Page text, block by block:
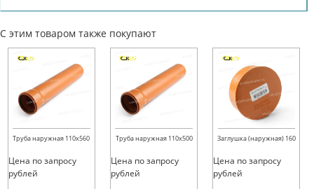
С этим товаром также покупают
Труба наружная 110х560
Цена по запросу
рублей
Труба наружная 110х500
Цена по запросу
рублей
Заглушка (наружная) 160
Цена по запросу
рублей